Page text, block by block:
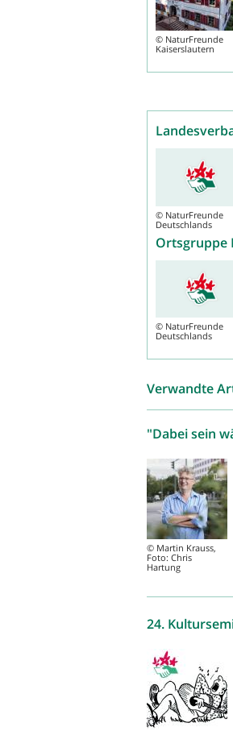
© NaturFreunde
Kaiserslautern
© NaturFreunde
Deutschlands
Ortsgruppe
© NaturFreunde
Deutschlands
Verwandte
"Dabei sein
© Martin Krauss,
Foto: Chris
Hartung
24.